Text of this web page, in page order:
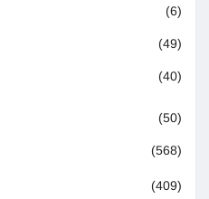
(6)
(49)
(40)
(50)
(568)
(409)